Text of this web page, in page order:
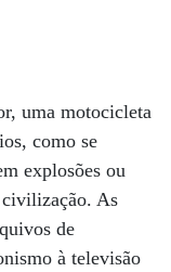
uma motocicleta
como se
explosões ou
civilização. As
de
à televisão